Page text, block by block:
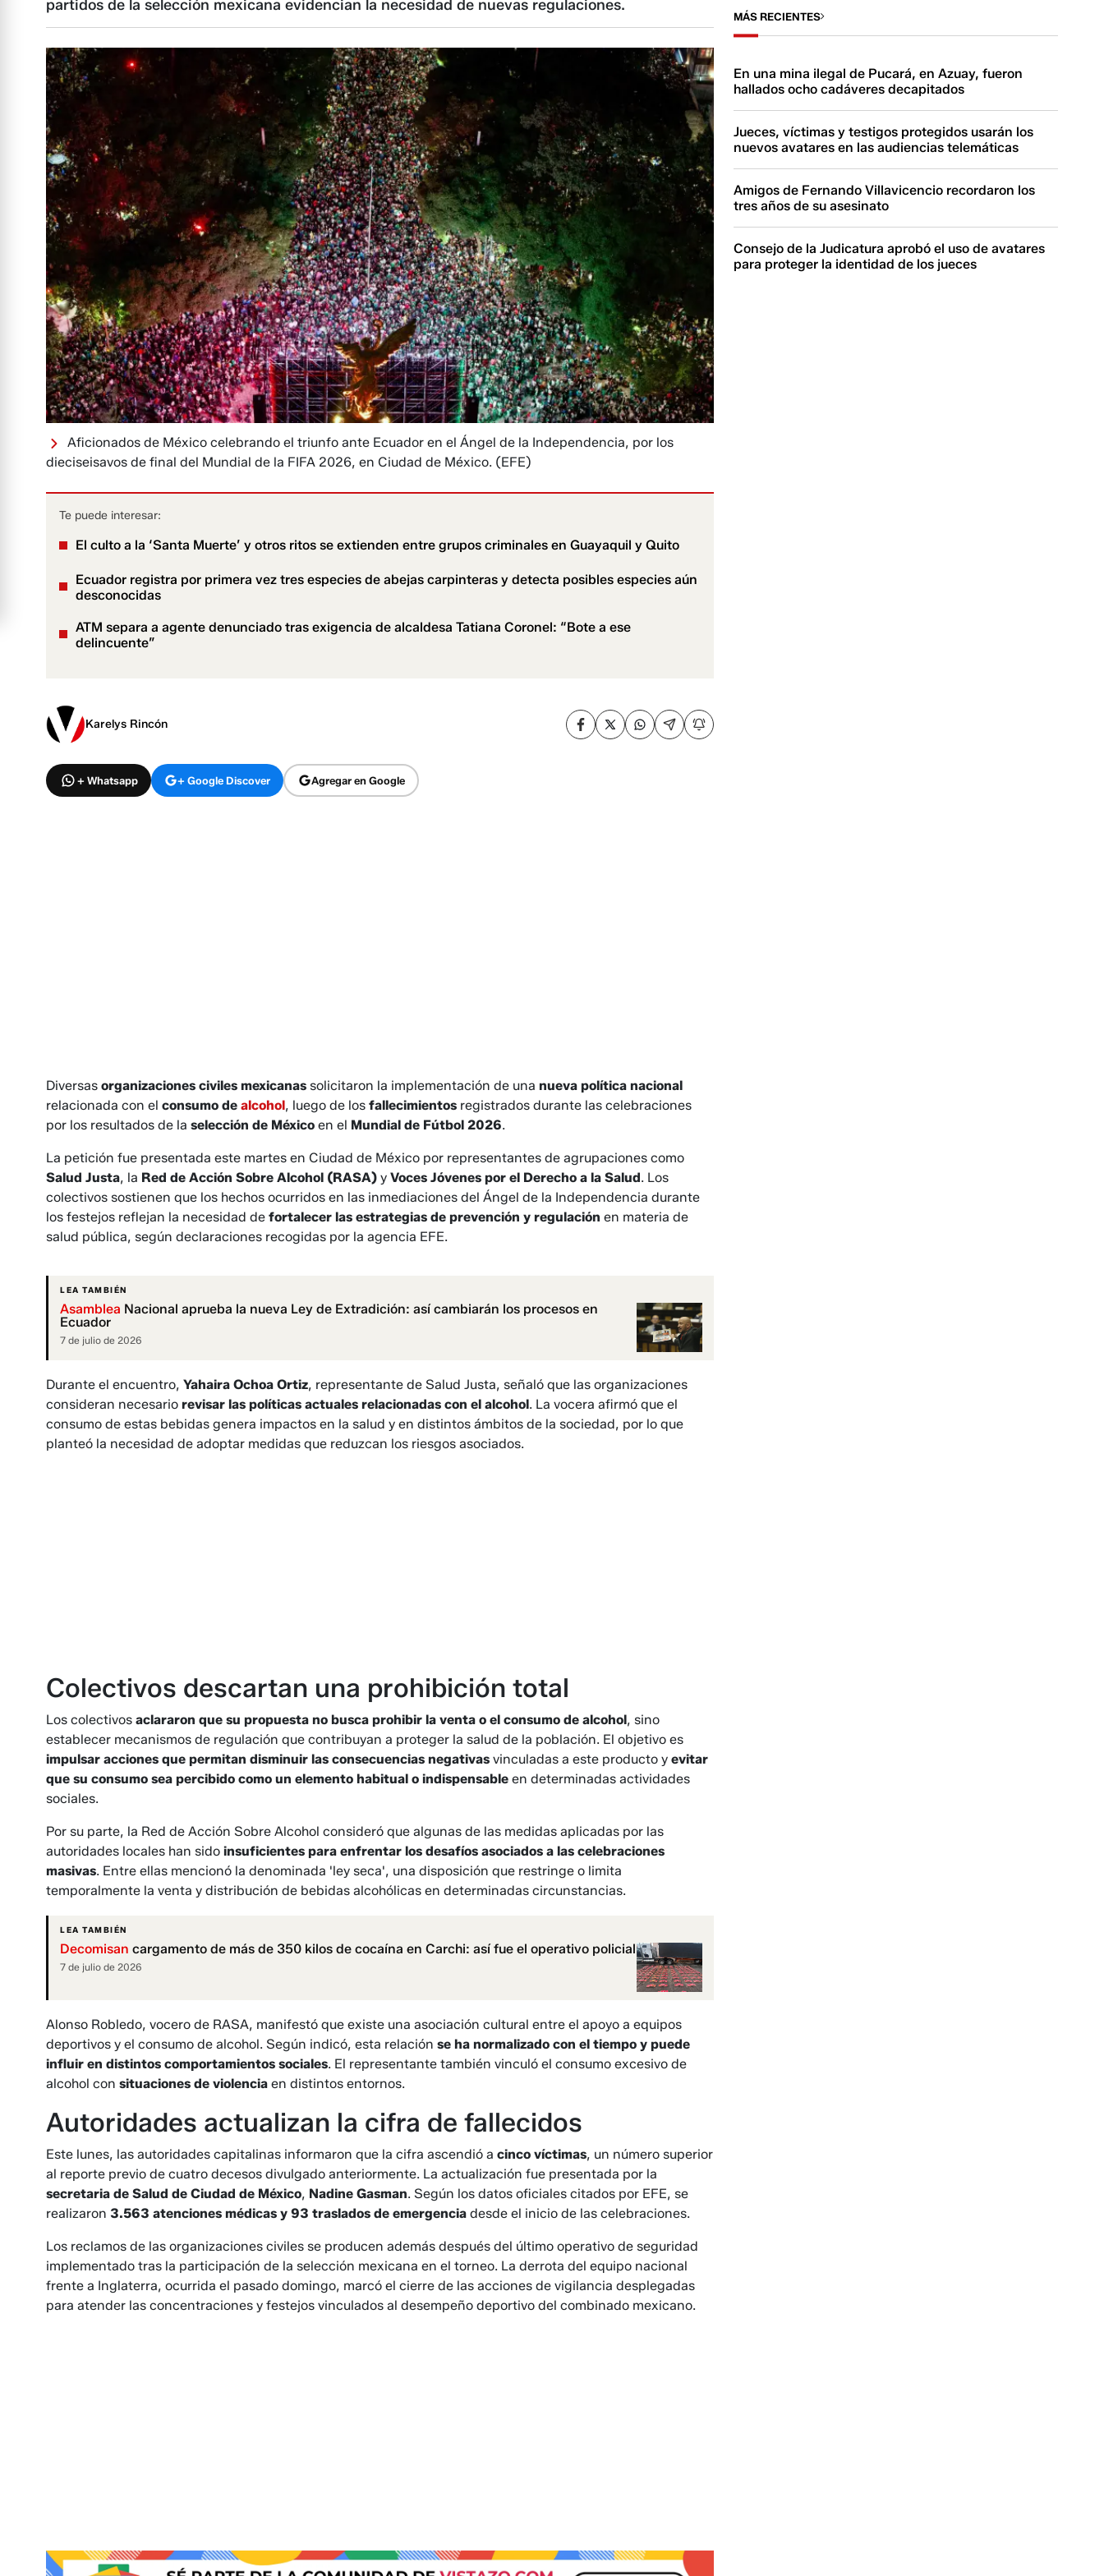
partidos de la selección mexicana evidencian la necesidad de nuevas regulaciones.
Aficionados de México celebrando el triunfo ante Ecuador en el Ángel de la Independencia, por los
dieciseisavos de final del Mundial de la FIFA 2026, en Ciudad de México. (EFE)
Te puede interesar:
El culto a la ‘Santa Muerte’ y otros ritos se extienden entre grupos criminales en Guayaquil y Quito
Ecuador registra por primera vez tres especies de abejas carpinteras y detecta posibles especies aún
desconocidas
ATM separa a agente denunciado tras exigencia de alcaldesa Tatiana Coronel: “Bote a ese
delincuente”
Karelys Rincón
+ Whatsapp + Google Discover Agregar en Google
Diversas organizaciones civiles mexicanas solicitaron la implementación de una nueva política nacional
relacionada con el consumo de alcohol, luego de los fallecimientos registrados durante las celebraciones
por los resultados de la selección de México en el Mundial de Fútbol 2026.
La petición fue presentada este martes en Ciudad de México por representantes de agrupaciones como
Salud Justa, la Red de Acción Sobre Alcohol (RASA) y Voces Jóvenes por el Derecho a la Salud. Los
colectivos sostienen que los hechos ocurridos en las inmediaciones del Ángel de la Independencia durante
los festejos reflejan la necesidad de fortalecer las estrategias de prevención y regulación en materia de
salud pública, según declaraciones recogidas por la agencia EFE.
LEA TAMBIÉN
Asamblea Nacional aprueba la nueva Ley de Extradición: así cambiarán los procesos en
Ecuador
7 de julio de 2026
Durante el encuentro, Yahaira Ochoa Ortiz, representante de Salud Justa, señaló que las organizaciones
consideran necesario revisar las políticas actuales relacionadas con el alcohol. La vocera afirmó que el
consumo de estas bebidas genera impactos en la salud y en distintos ámbitos de la sociedad, por lo que
planteó la necesidad de adoptar medidas que reduzcan los riesgos asociados.
Colectivos descartan una prohibición total
Los colectivos aclararon que su propuesta no busca prohibir la venta o el consumo de alcohol, sino
establecer mecanismos de regulación que contribuyan a proteger la salud de la población. El objetivo es
impulsar acciones que permitan disminuir las consecuencias negativas vinculadas a este producto y evitar
que su consumo sea percibido como un elemento habitual o indispensable en determinadas actividades
sociales.
Por su parte, la Red de Acción Sobre Alcohol consideró que algunas de las medidas aplicadas por las
autoridades locales han sido insuficientes para enfrentar los desafíos asociados a las celebraciones
masivas. Entre ellas mencionó la denominada 'ley seca', una disposición que restringe o limita
temporalmente la venta y distribución de bebidas alcohólicas en determinadas circunstancias.
LEA TAMBIÉN
Decomisan cargamento de más de 350 kilos de cocaína en Carchi: así fue el operativo policial
7 de julio de 2026
Alonso Robledo, vocero de RASA, manifestó que existe una asociación cultural entre el apoyo a equipos
deportivos y el consumo de alcohol. Según indicó, esta relación se ha normalizado con el tiempo y puede
influir en distintos comportamientos sociales. El representante también vinculó el consumo excesivo de
alcohol con situaciones de violencia en distintos entornos.
Autoridades actualizan la cifra de fallecidos
Este lunes, las autoridades capitalinas informaron que la cifra ascendió a cinco víctimas, un número superior
al reporte previo de cuatro decesos divulgado anteriormente. La actualización fue presentada por la
secretaria de Salud de Ciudad de México, Nadine Gasman. Según los datos oficiales citados por EFE, se
realizaron 3.563 atenciones médicas y 93 traslados de emergencia desde el inicio de las celebraciones.
Los reclamos de las organizaciones civiles se producen además después del último operativo de seguridad
implementado tras la participación de la selección mexicana en el torneo. La derrota del equipo nacional
frente a Inglaterra, ocurrida el pasado domingo, marcó el cierre de las acciones de vigilancia desplegadas
para atender las concentraciones y festejos vinculados al desempeño deportivo del combinado mexicano.
MÁS RECIENTES
En una mina ilegal de Pucará, en Azuay, fueron
hallados ocho cadáveres decapitados
Jueces, víctimas y testigos protegidos usarán los
nuevos avatares en las audiencias telemáticas
Amigos de Fernando Villavicencio recordaron los
tres años de su asesinato
Consejo de la Judicatura aprobó el uso de avatares
para proteger la identidad de los jueces